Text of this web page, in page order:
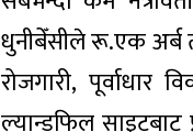
धुनीबेँसीले रू.एक अर्ब
रोजगारी, पूर्वाधार
ल्यान्डफिल साइटबाट